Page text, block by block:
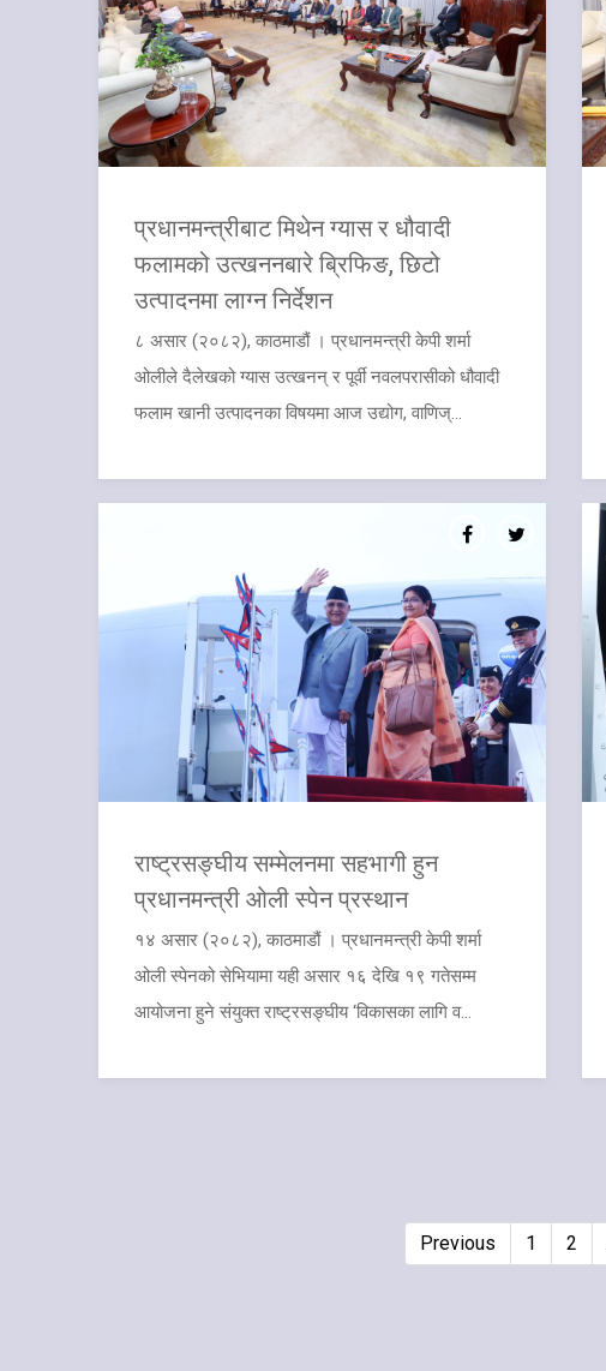
प्रधानमन्त्रीबाट मिथेन ग्यास र धौवादी
फलामको उत्खननबारे ब्रिफिङ, छिटो
उत्पादनमा लाग्न निर्देशन
८ असार (२०८२), काठमाडौं । प्रधानमन्त्री केपी शर्मा
ओलीले दैलेखको ग्यास उत्खनन् र पूर्वी नवलपरासीको धौवादी
फलाम खानी उत्पादनका विषयमा आज उद्योग, वाणिज्...
राष्ट्रसङ्घीय सम्मेलनमा सहभागी हुन
प्रधानमन्त्री ओली स्पेन प्रस्थान
१४ असार (२०८२), काठमाडौं । प्रधानमन्त्री केपी शर्मा
ओली स्पेनको सेभियामा यही असार १६ देखि १९ गतेसम्म
आयोजना हुने संयुक्त राष्ट्रसङ्घीय ‘विकासका लागि व...
Previous 1 2